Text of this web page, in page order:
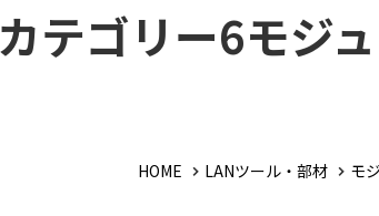
テゴリー6モジ
HOME LANツール・部材 モ